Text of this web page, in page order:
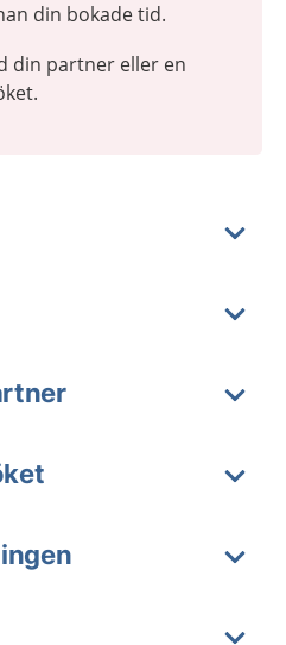
din bokade tid.
din partner eller en